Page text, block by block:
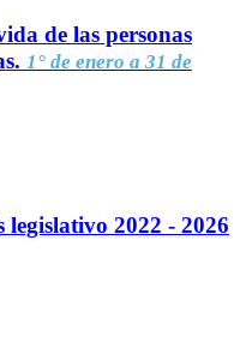
de las personas
1° de enero a 31 de
2022 - 2026